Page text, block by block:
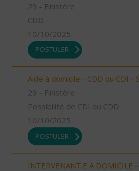
29 - Finistère
CDD
10/10/2025
POSTULER
Aide à domicile - CDD ou CDI -
29 - Finistère
Possibilité de CDI ou CDD
10/10/2025
POSTULER
INTERVENANT.E A DOMICILE